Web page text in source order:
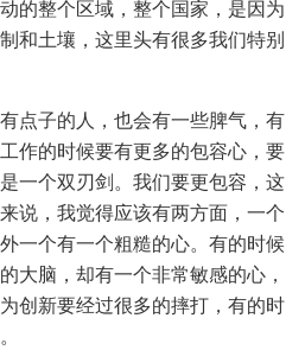
的整个区域，整个国家，是因为
和土壤，这里头有很多我们特别
点子的人，也会有一些脾气，有
作的时候要有更多的包容心，要
一个双刃剑。我们要更包容，这
说，我觉得应该有两方面，一个
一个有一个粗糙的心。有的时候
大脑，却有一个非常敏感的心，
创新要经过很多的摔打，有的时